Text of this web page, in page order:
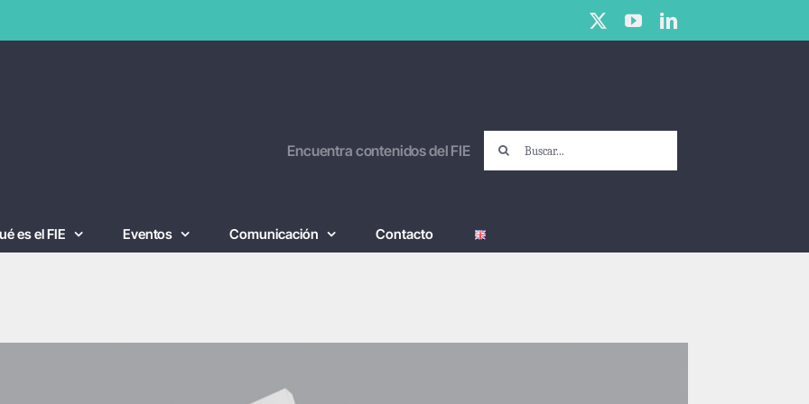
X YouTubeLinkedIn
Encuentra contenidos del FIE
es el FIE Eventos Comunicación Contacto